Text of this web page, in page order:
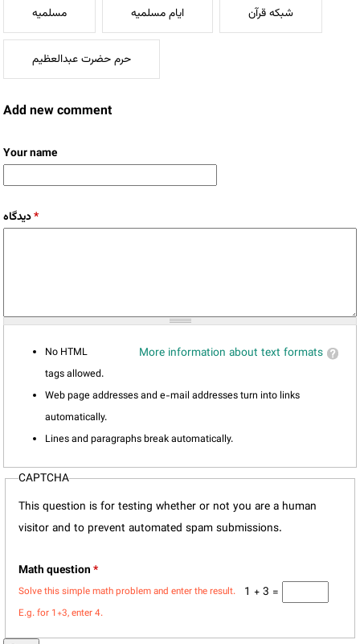
مسلمیه ایام مسلمیه شبکه قرآن
حرم حضرت عبدالعظیم
Add new comment
Your name
دیدگاه*
More information about text formats
No HTML
tags allowed.
Web page addresses and e-mail addresses turn into links
automatically.
Lines and paragraphs break automatically.
CAPTCHA
This question is for testing whether or not you are a human
visitor and to prevent automated spam submissions.
Math question*
1 + 3 =
Solve this simple math problem and enter the result.
E.g. for 1+3, enter 4.